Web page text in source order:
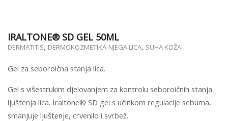
IRALTONE® SD GEL 50ML
DERMATITIS, DERMOKOZMETIKA-NJEGA LICA, SUHA KOŽA
Gel za seboroična stanja lica.
Gel s višestrukim djelovanjem za kontrolu seboroičnih stanja
ljuštenja lica. Iraltone® SD gel s učinkom regulacije sebuma,
smanjuje ljuštenje, crvenilo i svrbež.